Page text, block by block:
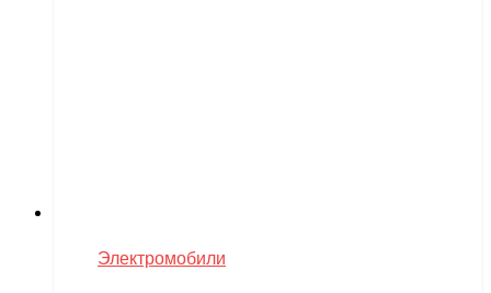
Электромобили